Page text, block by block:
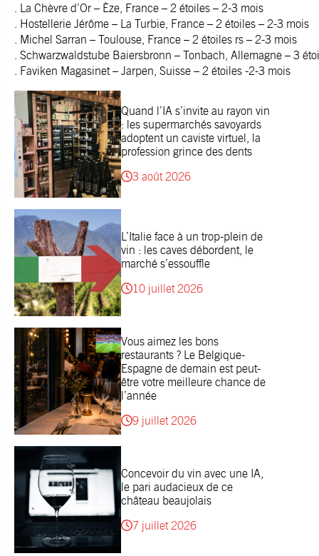
. La Chèvre d’Or – Èze, France – 2 étoiles – 2-3 mois
. Hostellerie Jérôme – La Turbie, France – 2 étoiles – 2-3 mois
. Michel Sarran – Toulouse, France – 2 étoiles rs – 2-3 mois
. Schwarzwaldstube Baiersbronn – Tonbach, Allemagne – 3
. Faviken Magasinet – Jarpen, Suisse – 2 étoiles -2-3 mois
Quand l’IA s’invite au rayon vin
: les supermarchés savoyards
adoptent un caviste virtuel, la
profession grince des dents
3 août 2026
L’Italie face à un trop-plein de
vin : les caves débordent, le
marché s’essouffle
10 juillet 2026
Vous aimez les bons
restaurants ? Le Belgique-
Espagne de demain est peut-
être votre meilleure chance de
l’année
9 juillet 2026
Concevoir du vin avec une IA,
le pari audacieux de ce
château beaujolais
7 juillet 2026